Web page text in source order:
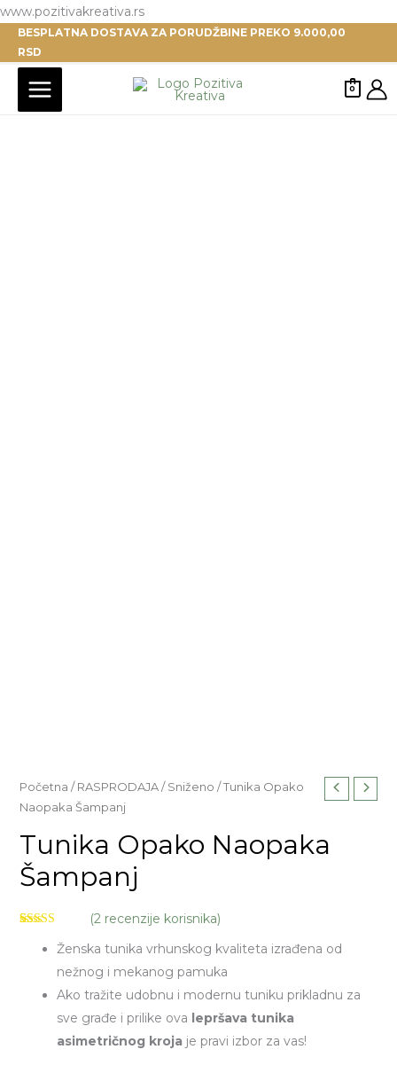
www.pozitivakreativa.rsPređi
na
BESPLATNA DOSTAVA ZA PORUDŽBINE PREKO 9.000,00
RSD
0
Početna / RASPRODAJA/ Sniženo / Tunika Opako
Naopaka Šampanj
Tunika Opako Naopaka
Šampanj
od 5 na
ocene kupca
(2 recenzije korisnika)
Ženska tunika vrhunskog kvaliteta izrađena od
nežnog i mekanog pamuka
Ako tražite udobnu i modernu tuniku prikladnu za
sve građe i prilike ova lepršava tunika
asimetričnog kroja je pravi izbor za vas!